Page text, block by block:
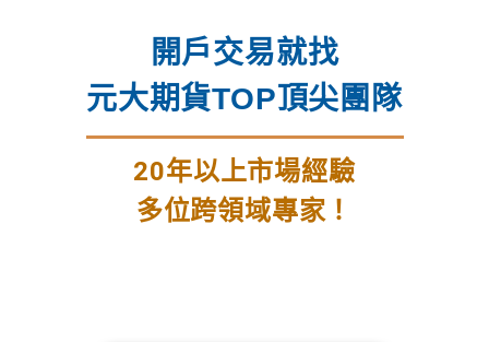
開戶交易就找
元大期貨TOP頂尖團隊
20年以上市場經驗
多位跨領域專家！